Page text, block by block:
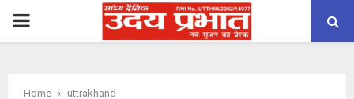
PRIMARY
Home
uttrakhand